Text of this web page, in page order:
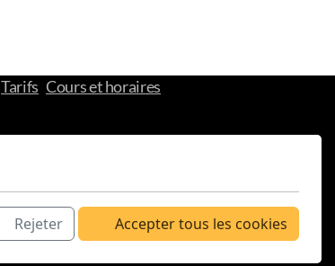
Tarifs Cours et horaires
Rejeter Accepter tous les cookies